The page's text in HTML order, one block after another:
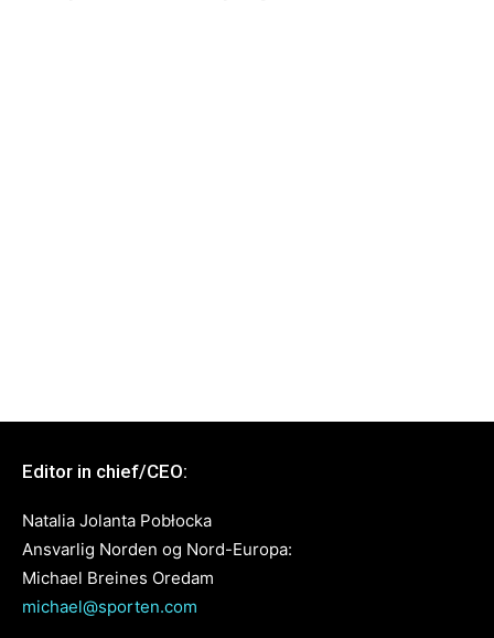
Editor in chief/CEO:
Natalia Jolanta Pobłocka
Ansvarlig Norden og Nord-Europa:
Michael Breines Oredam
michael@sporten.com